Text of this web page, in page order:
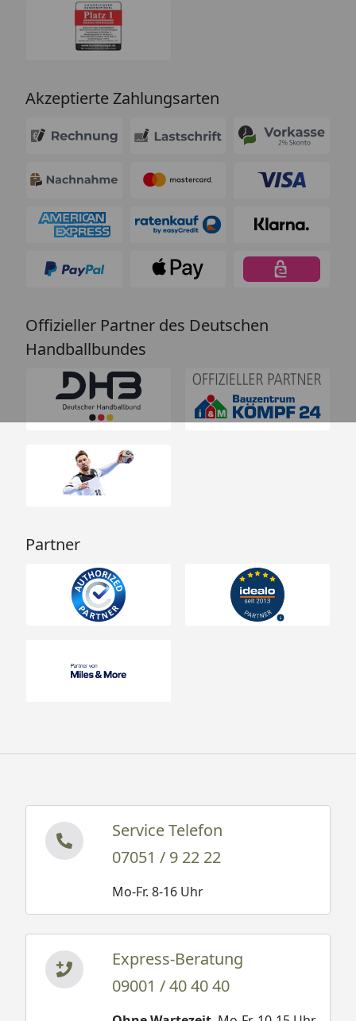
Akzeptierte Zahlungsarten
Offizieller Partner des Deutschen
Handballbundes
Partner
Service Telefon
07051 / 9 22 22
Mo-Fr. 8-16 Uhr
Express-Beratung
09001 / 40 40 40